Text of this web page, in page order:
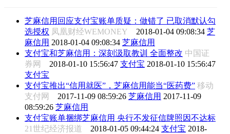
芝麻信用回应支付宝账单质疑：做错了 已取消默认勾
选授权 凤凰财经WEMONEY 2018-01-04 09:08:34 芝
麻信用 2018-01-04 09:08:34 芝麻信用
支付宝和芝麻信用：深刻汲取教训 全面整改 中国证
券网 2018-01-10 15:56:47 支付宝 2018-01-10 15:56:47
支付宝
支付宝推出“信用就医”，芝麻信用能当“医药费” 移动
支付网 2017-11-09 08:59:26 芝麻信用 2017-11-09
08:59:26 芝麻信用
支付宝账单捆绑芝麻信用 央行不发征信牌照因不达标
21世纪经济报道 2018-01-05 09:44:24 支付宝 2018-